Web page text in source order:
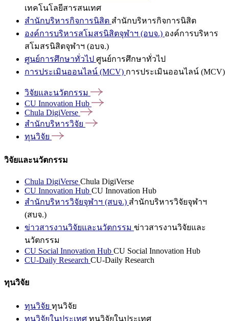
เทคโนโลยีสารสนเทศ
สำนักบริหารกิจการนิสิต สำนักบริหารกิจการนิสิต
องค์การบริหารสโมสรนิสิตจุฬาฯ (อบจ.) องค์การบริหาร
สโมสรนิสิตจุฬาฯ (อบจ.)
ศูนย์การศึกษาทั่วไป ศูนย์การศึกษาทั่วไป
การประเมินออนไลน์ (MCV) การประเมินออนไลน์ (MCV)
วิจัยและนวัตกรรม
CU Innovation Hub
Chula DigiVerse
สำนักบริหารวิจัย
ทุนวิจัย
วิจัยและนวัตกรรม
Chula DigiVerse Chula DigiVerse
CU Innovation Hub CU Innovation Hub
สำนักบริหารวิจัยจุฬาฯ (สบจ.) สำนักบริหารวิจัยจุฬาฯ
(สบจ.)
ข่าวสารงานวิจัยและนวัตกรรม ข่าวสารงานวิจัยและ
นวัตกรรม
CU Social Innovation Hub CU Social Innovation Hub
CU-Daily Research CU-Daily Research
ทุนวิจัย
ทุนวิจัย ทุนวิจัย
ทุนวิจัยในประเทศ ทุนวิจัยในประเทศ